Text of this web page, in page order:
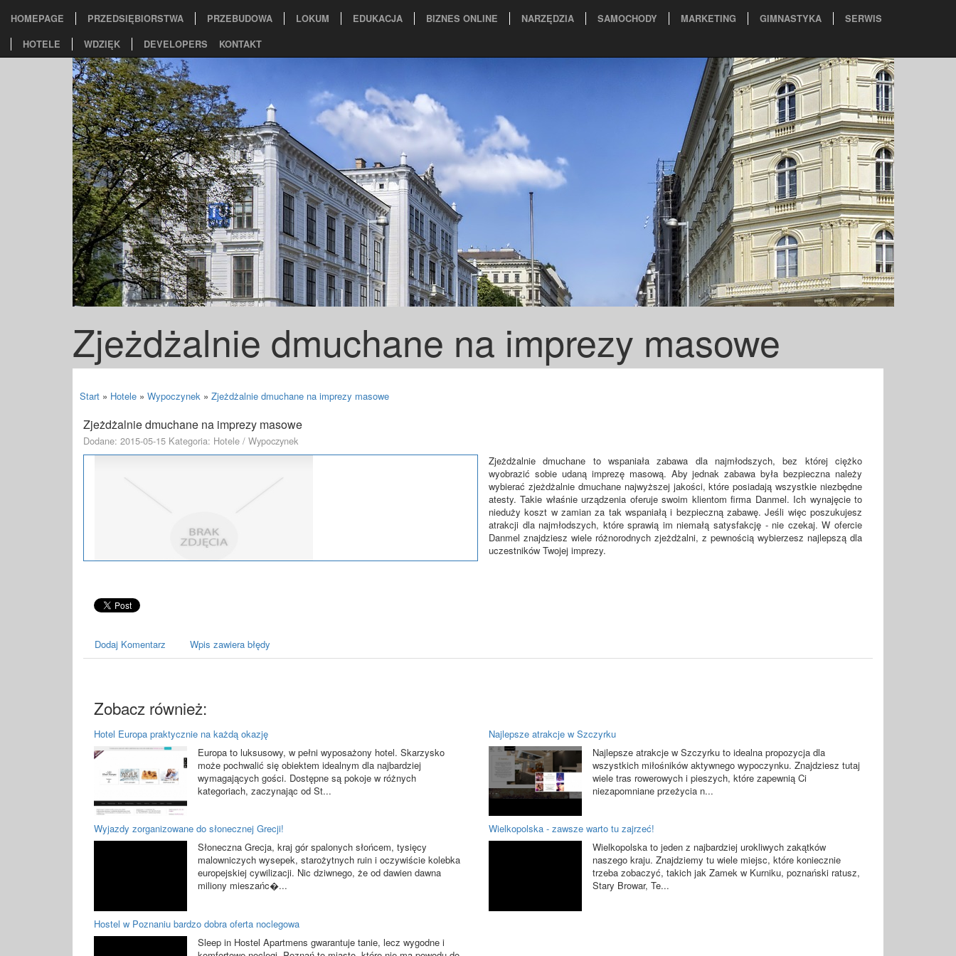
HOMEPAGE PRZEDSIĘBIORSTWA PRZEBUDOWA LOKUM EDUKACJA BIZNES ONLINE NARZĘDZIA SAMOCHODY MARKETING GIMNASTYKA
SERWIS
HOTELE
WDZIĘK DEVELOPERS KONTAKT
Zjeżdżalnie dmuchane na imprezy masowe
Start » Hotele » Wypoczynek » Zjeżdżalnie dmuchane na imprezy masowe
Zjeżdżalnie dmuchane na imprezy masowe
Dodane: 2015-05-15 Kategoria: Hotele / Wypoczynek
Zjeżdżalnie dmuchane to wspaniała zabawa dla najmłodszych, bez której ciężko
wyobrazić sobie udaną imprezę masową. Aby jednak zabawa była bezpieczna należy
wybierać zjeżdżalnie dmuchane najwyższej jakości, które posiadają wszystkie niezbędne
atesty. Takie właśnie urządzenia oferuje swoim klientom firma Danmel. Ich wynajęcie to
nieduży koszt w zamian za tak wspaniałą i bezpieczną zabawę. Jeśli więc poszukujesz
atrakcji dla najmłodszych, które sprawią im niemałą satysfakcję - nie czekaj. W ofercie
Danmel znajdziesz wiele różnorodnych zjeżdżalni, z pewnością wybierzesz najlepszą dla
uczestników Twojej imprezy.
Dodaj Komentarz Wpis zawiera błędy
Zobacz również:
Hotel Europa praktycznie na każdą okazję
Europa to luksusowy, w pełni wyposażony hotel. Skarzysko
może pochwalić się obiektem idealnym dla najbardziej
wymagających gości. Dostępne są pokoje w różnych
kategoriach, zaczynając od St...
Najlepsze atrakcje w Szczyrku
Najlepsze atrakcje w Szczyrku to idealna propozycja dla
wszystkich miłośników aktywnego wypoczynku. Znajdziesz tutaj
wiele tras rowerowych i pieszych, które zapewnią Ci
niezapomniane przeżycia n...
Wyjazdy zorganizowane do słonecznej Grecji!
Słoneczna Grecja, kraj gór spalonych słońcem, tysięcy
malowniczych wysepek, starożytnych ruin i oczywiście kolebka
europejskiej cywilizacji. Nic dziwnego, że od dawien dawna
miliony mieszańc�...
Wielkopolska - zawsze warto tu zajrzeć!
Wielkopolska to jeden z najbardziej urokliwych zakątków
naszego kraju. Znajdziemy tu wiele miejsc, które koniecznie
trzeba zobaczyć, takich jak Zamek w Kurniku, poznański ratusz,
Stary Browar, Te...
Hostel w Poznaniu bardzo dobra oferta noclegowa
Sleep in Hostel Apartmens gwarantuje tanie, lecz wygodne i